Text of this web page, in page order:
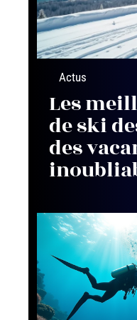
Actus
Les
de ski
des